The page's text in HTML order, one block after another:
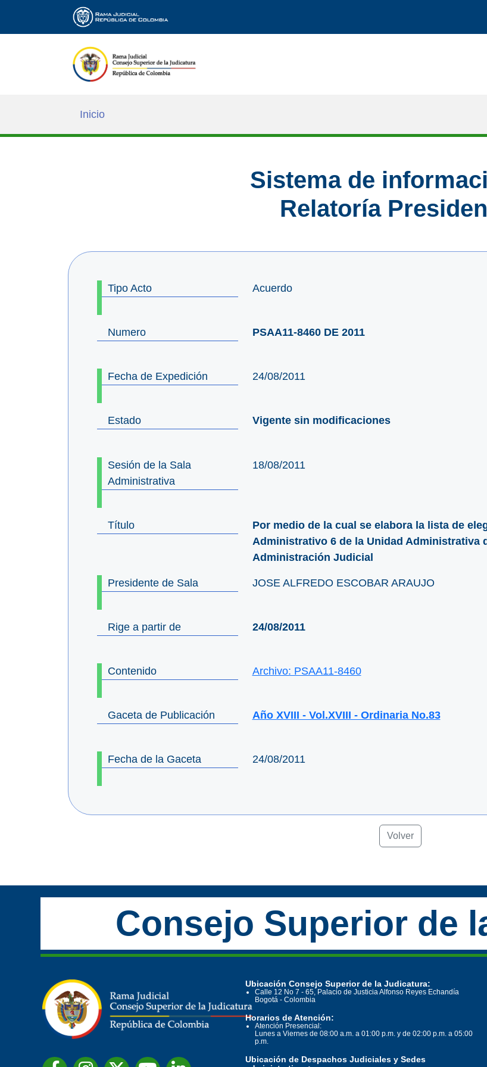
Inicio
Sistema de
Relatoría
Tipo Acto Acuerdo
Numero PSAA11-8460 DE 2011
Fecha de Expedición 24/08/2011
Estado Vigente sin modificaciones
Sesión de la Sala
Administrativa
18/08/2011
Título
Por medio de la cual se elabora la lista de
Administrativo 6 de la Unidad Administrativa
Administración Judicial
Presidente de Sala JOSE ALFREDO ESCOBAR ARAUJO
Rige a partir de 24/08/2011
Contenido Archivo: PSAA11-8460
Gaceta de Publicación Año XVIII - Vol.XVIII - Ordinaria No.83
Fecha de la Gaceta 24/08/2011
Volver
Consejo Superior de
Ubicación Consejo Superior de la Judicatura:
Calle 12 No 7 - 65, Palacio de Justicia Alfonso Reyes Echandía
Bogotá - Colombia
Horarios de Atención:
Atención Presencial:
Lunes a Viernes de 08:00 a.m. a 01:00 p.m. y de 02:00 p.m. a 05:00
p.m.
Ubicación de Despachos Judiciales y Sedes